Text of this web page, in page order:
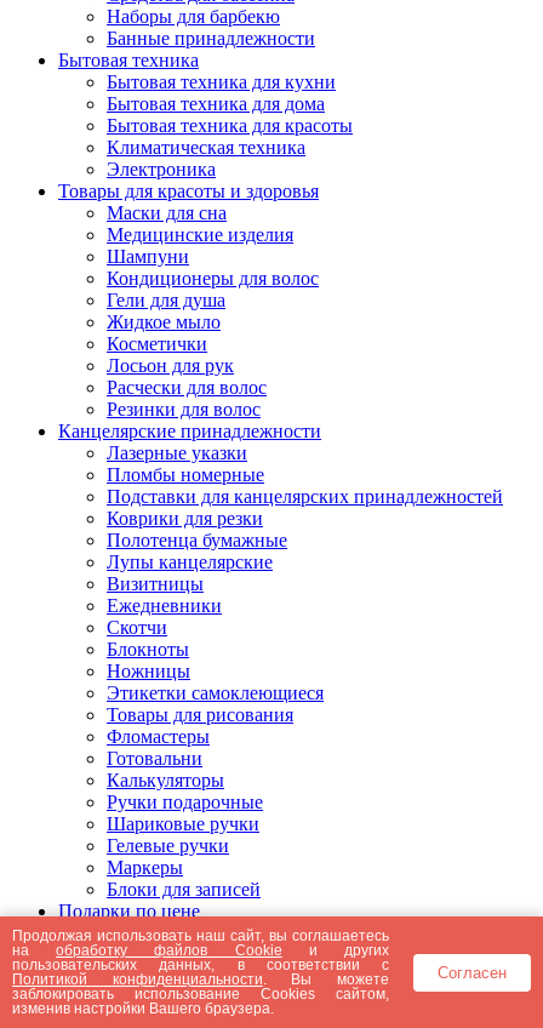
Наборы для барбекю
Банные принадлежности
Бытовая техника
Бытовая техника для кухни
Бытовая техника для дома
Бытовая техника для красоты
Климатическая техника
Электроника
Товары для красоты и здоровья
Маски для сна
Медицинские изделия
Шампуни
Кондиционеры для волос
Гели для душа
Жидкое мыло
Косметички
Лосьон для рук
Расчески для волос
Резинки для волос
Канцелярские принадлежности
Лазерные указки
Пломбы номерные
Подставки для канцелярских принадлежностей
Коврики для резки
Полотенца бумажные
Лупы канцелярские
Визитницы
Ежедневники
Скотчи
Блокноты
Ножницы
Этикетки самоклеющиеся
Товары для рисования
Фломастеры
Готовальни
Калькуляторы
Ручки подарочные
Шариковые ручки
Гелевые ручки
Маркеры
Блоки для записей
Подарки по цене
Подарки от 5000 рублей
Подарки до 5000 рублей
Подарки до 3000 рублей
Подарки до 2000 рублей
Подарки до 1000 рублей
Продолжая использовать наш сайт, вы соглашаетесь
наобработку файлов Cookie и других
пользовательских данных, в соответствии с
Политикой конфиденциальности . Вы можете
заблокировать использование Cookies сайтом,
изменив настройки Вашего браузера.
Согласен